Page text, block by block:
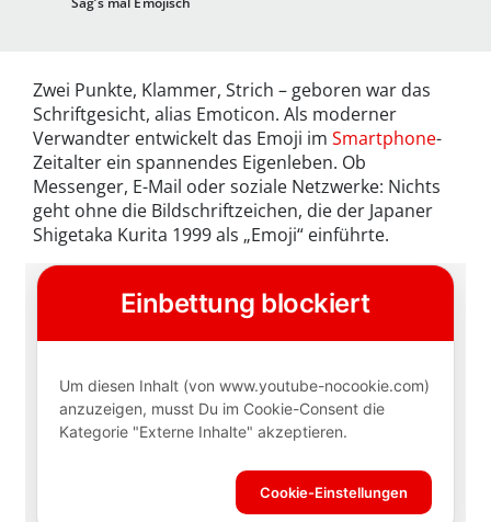
Zwei Punkte, Klammer, Strich – geboren war das
Schriftgesicht, alias Emoticon. Als moderner
Verwandter entwickelt das Emoji im Smartphone-
Zeitalter ein spannendes Eigenleben. Ob
Messenger, E-Mail oder soziale Netzwerke: Nichts
geht ohne die Bildschriftzeichen, die der Japaner
Shigetaka Kurita 1999 als „Emoji“ einführte.